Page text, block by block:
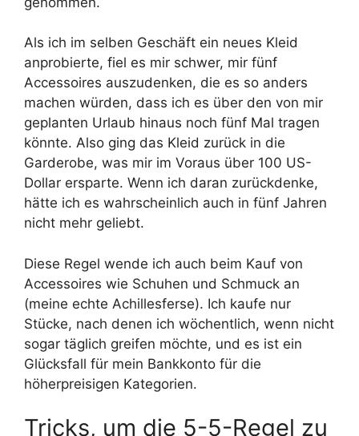
Als ich im selben Geschäft ein neues Kleid
anprobierte, fiel es mir schwer, mir fünf
Accessoires auszudenken, die es so anders
machen würden, dass ich es über den von mir
geplanten Urlaub hinaus noch fünf Mal tragen
könnte. Also ging das Kleid zurück in die
Garderobe, was mir im Voraus über 100 US-
Dollar ersparte. Wenn ich daran zurückdenke,
hätte ich es wahrscheinlich auch in fünf Jahren
nicht mehr geliebt.
Diese Regel wende ich auch beim Kauf von
Accessoires wie Schuhen und Schmuck an
(meine echte Achillesferse). Ich kaufe nur
Stücke, nach denen ich wöchentlich, wenn nicht
sogar täglich greifen möchte, und es ist ein
Glücksfall für mein Bankkonto für die
höherpreisigen Kategorien.
Tricks, um die 5-5-Regel zu